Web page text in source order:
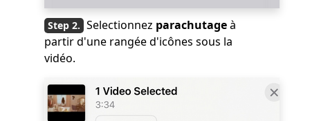
Selectionnez parachutageà
partir d'une rangée d'icônes sous la
vidéo.